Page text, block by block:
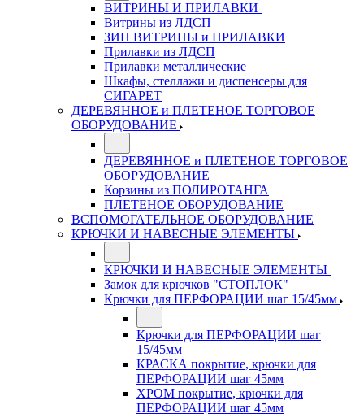
ВИТРИНЫ И ПРИЛАВКИ
Витрины из ЛДСП
ЗИП ВИТРИНЫ и ПРИЛАВКИ
Прилавки из ЛДСП
Прилавки металлические
Шкафы, стеллажи и диспенсеры для
СИГАРЕТ
ДЕРЕВЯННОЕ и ПЛЕТЕНОЕ ТОРГОВОЕ
ОБОРУДОВАНИЕ
ДЕРЕВЯННОЕ и ПЛЕТЕНОЕ ТОРГОВОЕ
ОБОРУДОВАНИЕ
Корзины из ПОЛИРОТАНГА
ПЛЕТЕНОЕ ОБОРУДОВАНИЕ
ВСПОМОГАТЕЛЬНОЕ ОБОРУДОВАНИЕ
КРЮЧКИ И НАВЕСНЫЕ ЭЛЕМЕНТЫ
КРЮЧКИ И НАВЕСНЫЕ ЭЛЕМЕНТЫ
Замок для крючков "СТОПЛОК"
Крючки для ПЕРФОРАЦИИ шаг 15/45мм
Крючки для ПЕРФОРАЦИИ шаг
15/45мм
КРАСКА покрытие, крючки для
ПЕРФОРАЦИИ шаг 45мм
ХРОМ покрытие, крючки для
ПЕРФОРАЦИИ шаг 45мм